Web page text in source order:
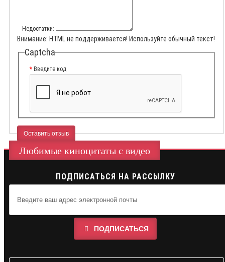
Недостатки:
Внимание: HTML не поддерживается! Используйте обычный текст!
Captcha
Введите код
Оставить отзыв
Любимые киноцитаты с видео
ПОДПИСАТЬСЯ НА РАССЫЛКУ
ПОДПИСАТЬСЯ